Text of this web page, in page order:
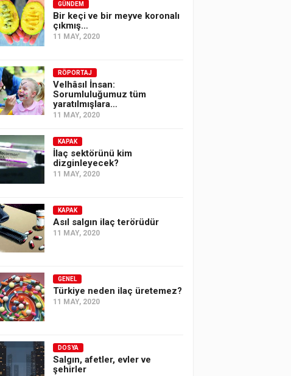
GÜNDEM
Bir keçi ve bir meyve koronalı
çıkmış…
11 MAY, 2020
RÖPORTAJ
Velhâsıl İnsan:
Sorumluluğumuz tüm
yaratılmışlara…
11 MAY, 2020
KAPAK
İlaç sektörünü kim
dizginleyecek?
11 MAY, 2020
KAPAK
Asıl salgın ilaç terörüdür
11 MAY, 2020
GENEL
Türkiye neden ilaç üretemez?
11 MAY, 2020
DOSYA
Salgın, afetler, evler ve
şehirler